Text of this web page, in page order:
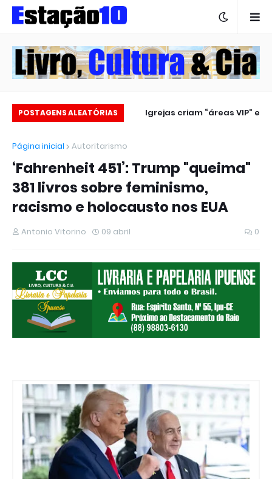
POSTAGENS ALEATÓRIAS
Igrejas criam “áreas VIP” e
10 no carnaval 2025
Página inicial Autoritarismo
‘Fahrenheit 451’: Trump "queima"
381 livros sobre feminismo,
racismo e holocausto nos EUA
Antonio Vitorino 09 abril 0